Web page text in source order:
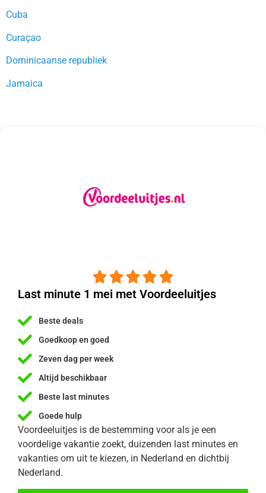
Cuba
Curaçao
Dominicaanse republiek
Jamaica
    
Last minute 1 mei met Voordeeluitjes
Beste deals
Goedkoop en goed
Zeven dag per week
Altijd beschikbaar
Beste last minutes
Goede hulp
Voordeeluitjes is de bestemming voor als je een
voordelige vakantie zoekt, duizenden last minutes en
vakanties om uit te kiezen, in Nederland en dichtbij
Nederland.